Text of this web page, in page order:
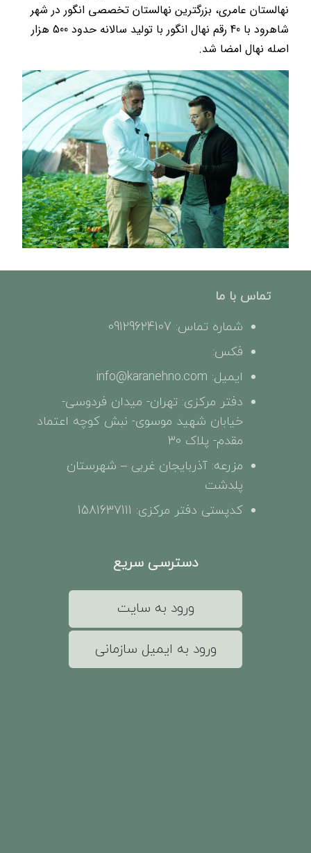
نهالستان عامری، بزرگترین نهالستان تخصصی انگور در شهر
شاهرود با 40 رقم نهال انگور با تولید سالانه حدود 500 هزار
اصله نهال امضا شد.
تماس با ما
شماره تماس: 09129624107
فکس:
ایمیل: info@karanehno.com
دفتر مرکزی: تهران- میدان فردوسی-
خیابان شهید موسوی- نبش کوچه اعتماد
مقدم- پلاک 30
مزرعه: آذربایجان غربی – شهرستان
پلدشت
کدپستی دفتر مرکزی: 1581637111
دسترسی سریع
ورود به سایت
ورود به ایمیل سازمانی